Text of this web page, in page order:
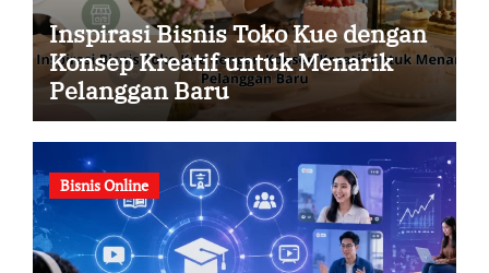
Inspirasi Bisnis Toko Kue dengan
Konsep Kreatif untuk Menarik
Pelanggan Baru
Bisnis Online